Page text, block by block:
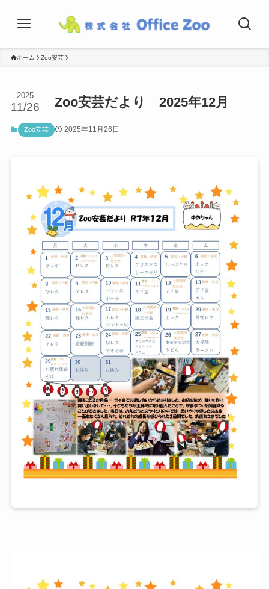
ホーム Zoo安芸
Zoo安芸だより 2025年12月
2025
11/26
Zoo安芸 2025年11月26日